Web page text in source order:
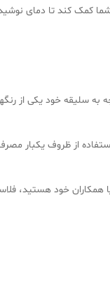
کمک کند تا دمای
سلیقه خود یکی از
از ظروف یکبار
همکاران خود هستید،